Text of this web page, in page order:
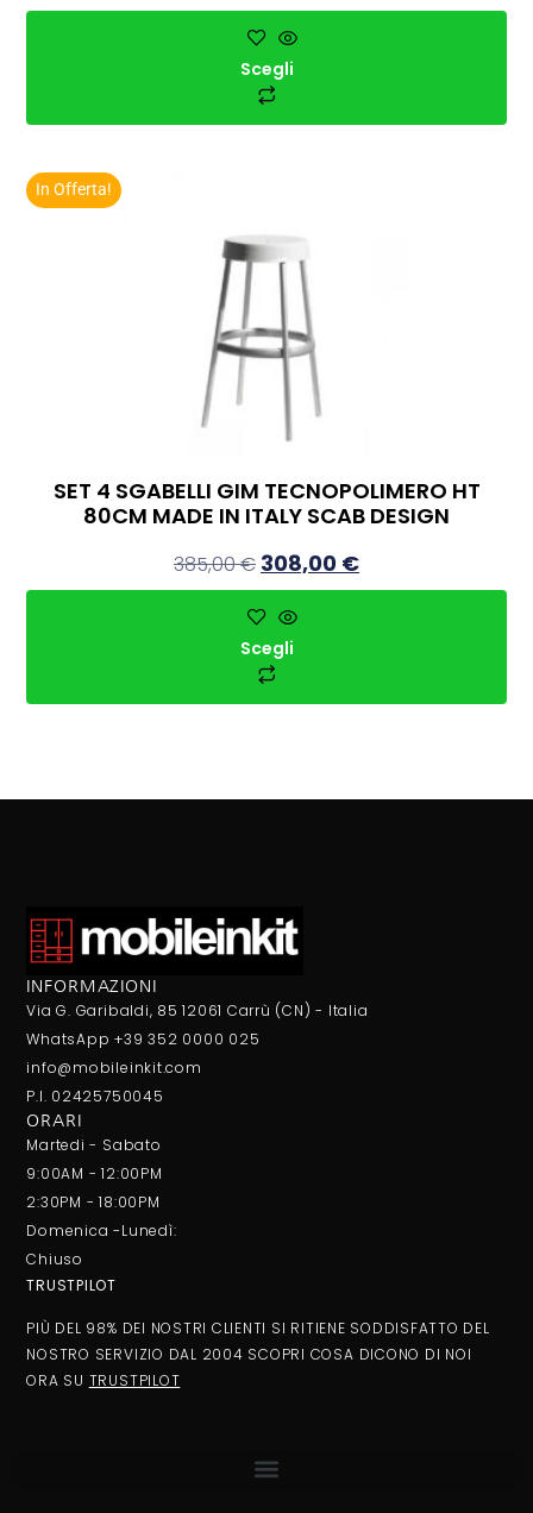
Scegli
In Offerta!
SET 4 SGABELLI GIM TECNOPOLIMERO HT
80CM MADE IN ITALY SCAB DESIGN
385,00€ 308,00 €
Scegli
INFORMAZIONI
Via G. Garibaldi, 85 12061 Carrù (CN) - Italia
WhatsApp +39 352 0000 025
info@mobileinkit.com
P.I. 02425750045
ORARI
Martedi - Sabato
9:00AM - 12:00PM
2:30PM - 18:00PM
Domenica -Lunedì:
Chiuso
TRUSTPILOT
PIÙ DEL 98% DEI NOSTRI CLIENTI SI RITIENE SODDISFATTO DEL
NOSTRO SERVIZIO DAL 2004 SCOPRI COSA DICONO DI NOI
ORA SU TRUSTPILOT